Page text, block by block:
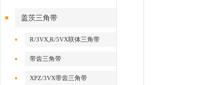
盖茨三角带
R/3VX,R/5VX联体三角带
带齿三角带
XPZ/3VX带齿三角带